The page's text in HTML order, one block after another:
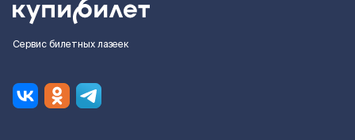
Сервис билетных лазеек